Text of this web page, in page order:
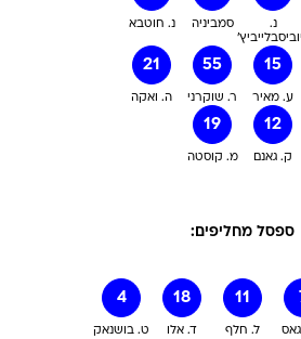
נ. חוטבא סמביניה
נ.
21
ה. ואקה
55
ר. שוקרני
15
ע. מאיר
19
מ. קוסטה
12
ק. גאנם
ספסל מחליפים:
4
ט. בושנאק
18
ד. אלו
11
ל. חלף